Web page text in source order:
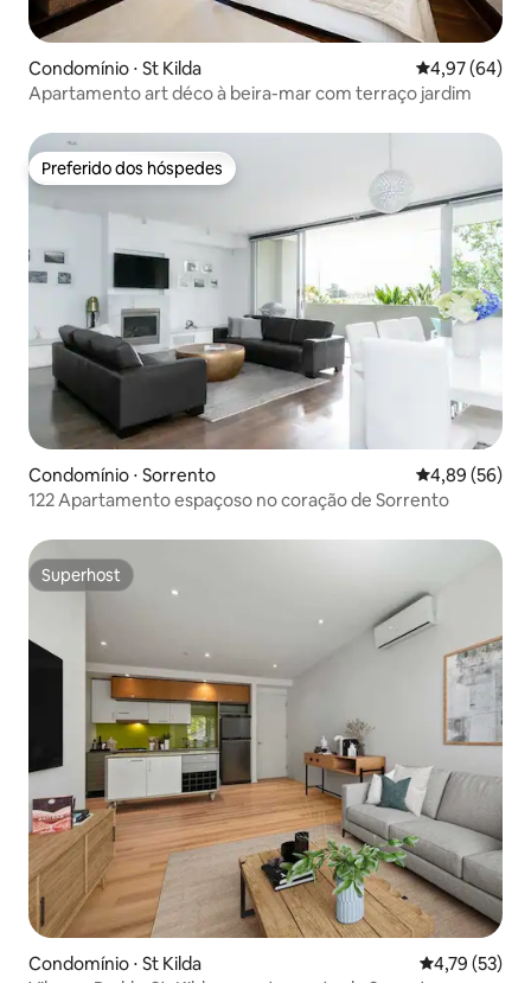
Condomínio ⋅ St Kilda 4,97 de uma
4,97 (64)
Apartamento art déco à beira-mar com terraço jardim
Preferido dos hóspedes
Preferido dos hóspedes
Condomínio ⋅ Sorrento 4,89 de uma
4,89 (56)
122 Apartamento espaçoso no coração de Sorrento
Superhost
Superhost
Condomínio ⋅ St Kilda 4,79 de uma
4,79 (53)